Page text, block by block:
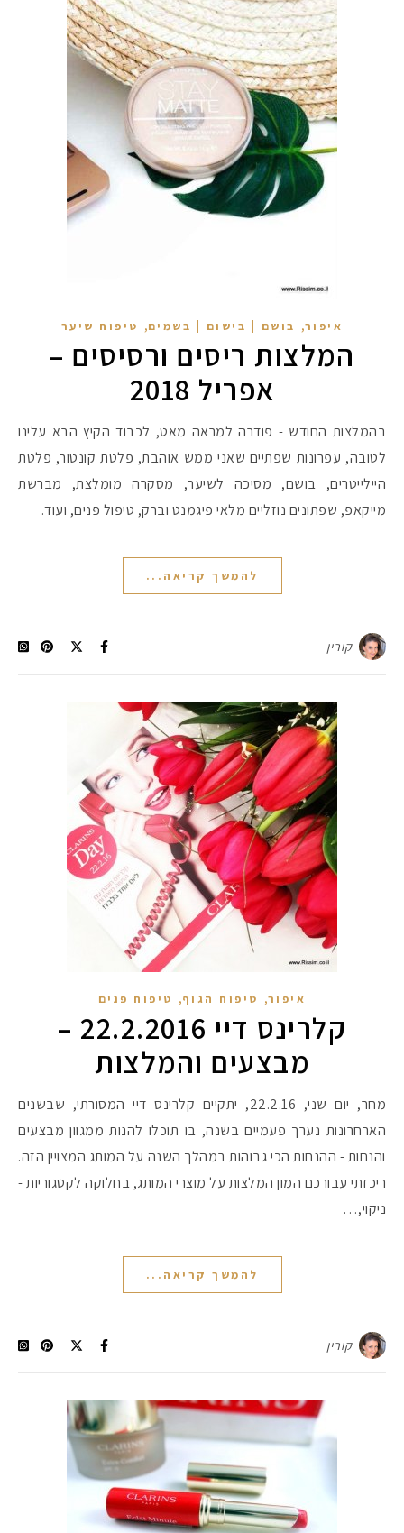
איפור, בושם | בישום | בשמים, טיפוח שיער
המלצות ריסים ורסיסים –
אפריל 2018
בהמלצות החודש - פודרה למראה מאט, לכבוד הקיץ הבא עלינו
לטובה, עפרונות שפתיים שאני ממש אוהבת, פלטת קונטור, פלטת
היילייטרים, בושם, מסיכה לשיער, מסקרה מומלצת, מברשת
מייקאפ, שפתונים נוזליים מלאי פיגמנט וברק, טיפול פנים, ועוד.
להמשך קריאה...
קורין
איפור, טיפוח הגוף, טיפוח פנים
קלרינס דיי 22.2.2016 –
מבצעים והמלצות
מחר, יום שני, 22.2.16, יתקיים קלרינס דיי המסורתי, שבשנים
הארחרונות נערך פעמיים בשנה, בו תוכלו להנות ממגוון מבצעים
והנחות - ההנחות הכי גבוהות במהלך השנה על המותג המצויין הזה.
ריכזתי עבורכם המון המלצות על מוצרי המותג, בחלוקה לקטגוריות -
ניקוי,…
להמשך קריאה...
קורין